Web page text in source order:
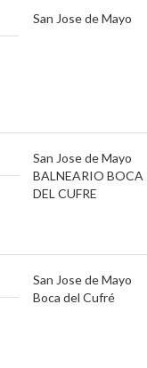
San Jose de Mayo
San Jose de Mayo
BALNEARIO BOCA
DEL CUFRE
San Jose de Mayo
Boca del Cufré